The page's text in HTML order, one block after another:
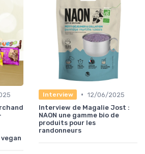
Interview • 12/06/2025
Interview de Magalie Jost :
NAON une gamme bio de
produits pour les
randonneurs